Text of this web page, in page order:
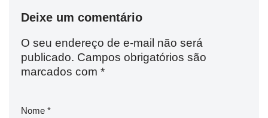
Deixe um comentário
O seu endereço de e-mail não será
publicado. Campos obrigatórios são
marcados com *
Nome *